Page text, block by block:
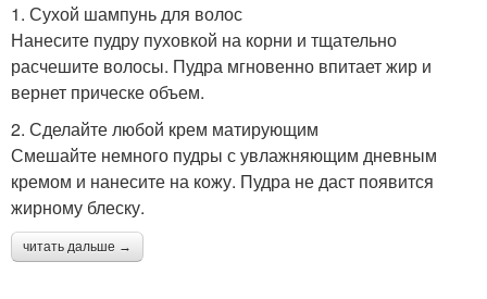
1. Сухой шампунь для волос
Нанесите пудру пуховкой на корни и тщательно
расчешите волосы. Пудра мгновенно впитает жир и
вернет прическе объем.
2. Сделайте любой крем матирующим
Смешайте немного пудры с увлажняющим дневным
кремом и нанесите на кожу. Пудра не даст появится
жирному блеску.
читать дальше →